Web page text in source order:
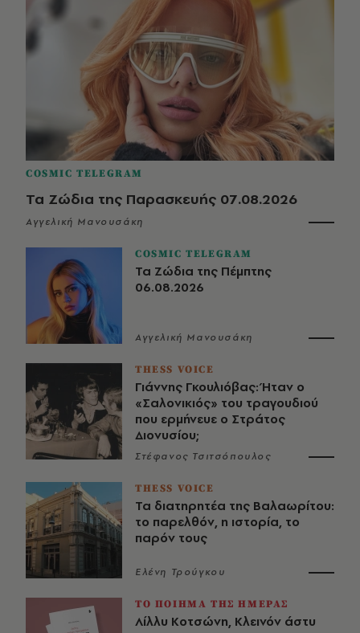
COSMIC TELEGRAM
Τα Ζώδια της Παρασκευής 07.08.2026
Αγγελική Μανουσάκη
COSMIC TELEGRAM
Τα Ζώδια της Πέμπτης
06.08.2026
Αγγελική Μανουσάκη
THESS VOICE
Γιάννης Γκουλιόβας: Ήταν ο
«Σαλονικιός» του τραγουδιού
που ερμήνευε ο Στράτος
Διονυσίου;
Στέφανος Τσιτσόπουλος
THESS VOICE
Τα διατηρητέα της Βαλαωρίτου:
το παρελθόν, η ιστορία, το
παρόν τους
Ελένη Τρούγκου
ΤΟ ΠΟΙΗΜΑ ΤΗΣ ΗΜΕΡΑΣ
Λίλλυ Κοτσώνη, Κλεινόν άστυ